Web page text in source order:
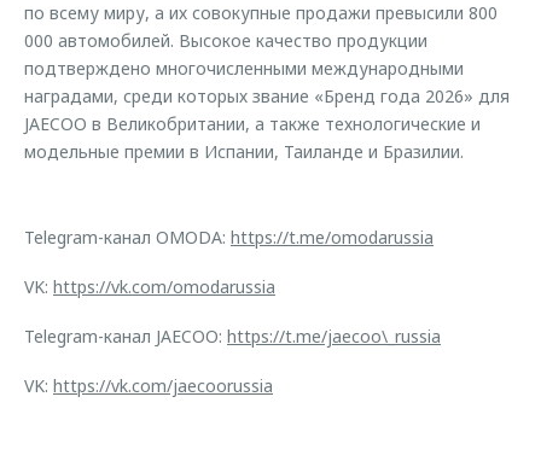
по всему миру, а их совокупные продажи превысили 800
000 автомобилей. Высокое качество продукции
подтверждено многочисленными международными
наградами, среди которых звание «Бренд года 2026» для
JAECOO в Великобритании, а также технологические и
модельные премии в Испании, Таиланде и Бразилии.
Telegram-канал OMODA: https://t.me/omodarussia
VK: https://vk.com/omodarussia
Telegram-канал JAECOO: https://t.me/jaecoo\_russia
VK: https://vk.com/jaecoorussia